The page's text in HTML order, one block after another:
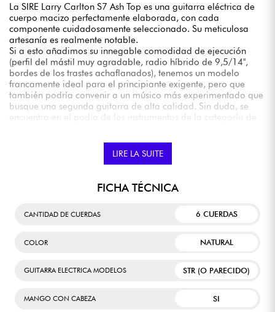
La SIRE Larry Carlton S7 Ash Top es una guitarra eléctrica de
cuerpo macizo perfectamente elaborada, con cada
componente cuidadosamente seleccionado. Su meticulosa
artesanía es realmente notable.
Si a esto añadimos su innegable comodidad de ejecución
(perfil del mástil muy agradable, radio híbrido de 9,5/14",
bordes de los trastes achaflanados), tenemos un modelo
francamente ideal para el principiante exigente, pero que
también podría convenir a un músico más experimentado que
busque una segunda guitarra de alta calidad. Sin duda, se
encuentra en el podio de los instrumentos de la categoría de
LIRE LA SUITE
FICHA TÉCNICA
CANTIDAD DE CUERDAS 6 CUERDAS
COLOR NATURAL
GUITARRA ELECTRICA MODELOS STR (O PARECIDO)
MANGO CON CABEZA SI